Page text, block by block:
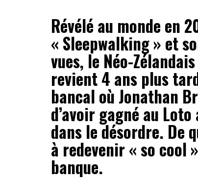
Révélé au monde en
« Sleepwalking » et
vues, le Néo-
revient 4 ans plus
bancal où Jonathan
d’avoir gagné au
dans le désordre. De
à redevenir « so cool
banque.